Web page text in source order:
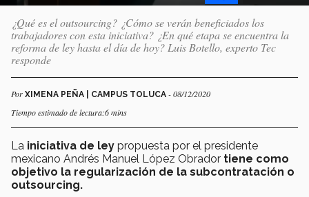
¿Qué es el outsourcing? ¿Cómo se verán beneficiados los
trabajadores con esta iniciativa? ¿En qué etapa se encuentra la
reforma de ley hasta el día de hoy? Luis Botello, experto Tec
responde
Por XIMENA PEÑA | CAMPUS TOLUCA - 08/12/2020
Tiempo estimado de lectura:6 mins
La iniciativa de ley propuesta por el presidente
mexicano Andrés Manuel López Obrador tiene como
objetivo la regularización de la subcontratación o
outsourcing.